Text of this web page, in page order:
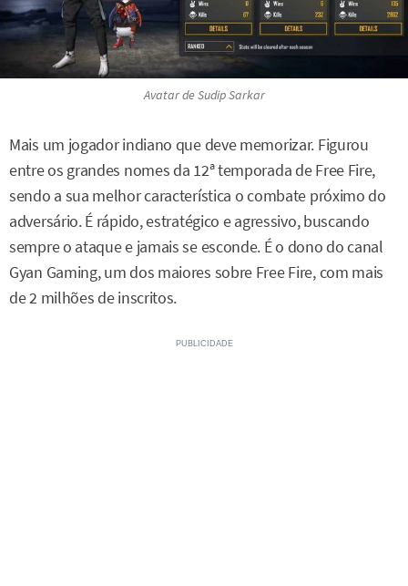
Avatar de Sudip Sarkar
Mais um jogador indiano que deve memorizar. Figurou
entre os grandes nomes da 12ª temporada de Free Fire,
sendo a sua melhor característica o combate próximo do
adversário. É rápido, estratégico e agressivo, buscando
sempre o ataque e jamais se esconde. É o dono do canal
Gyan Gaming, um dos maiores sobre Free Fire, com mais
de 2 milhões de inscritos.